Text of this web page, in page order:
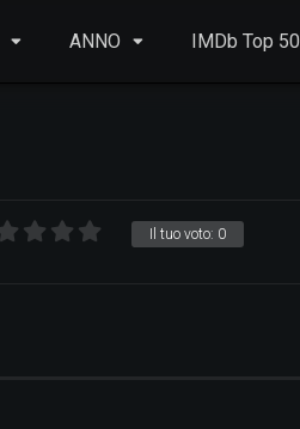
ANNO IMDb Top 50
Il tuo voto: 0